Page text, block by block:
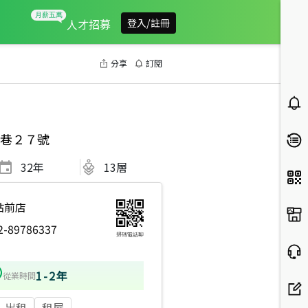
人才招募 登入/註冊
分享 訂閱
２７號
32年 13層
前店
89786337
掃碼電話聊
從業時間1-2年